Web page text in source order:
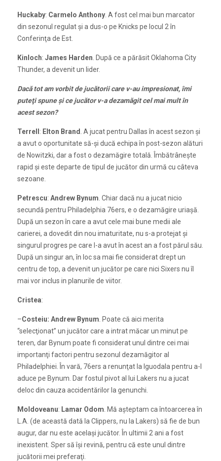
Huckaby: Carmelo Anthony . A fost cel mai bun marcator
din sezonul regulat şi a dus-o pe Knicks pe locul 2 în
Conferinţa de Est.
Kinloch: James Harden . După ce a părăsit Oklahoma City
Thunder, a devenit un lider.
Dacă tot am vorbit de jucătorii care v-au impresionat, îmi
puteţi spune şi ce jucător v-a dezamăgit cel mai mult în
acest sezon?
Terrell : Elton Brand . A jucat pentru Dallas în acest sezon şi
a avut o oportunitate să-şi ducă echipa în post-sezon alături
de Nowitzki, dar a fost o dezamăgire totală. Îmbătrâneşte
rapid şi este departe de tipul de jucător din urmă cu câteva
sezoane.
Petrescu: Andrew Bynum . Chiar dacă nu a jucat nicio
secundă pentru Philadelphia 76ers, e o dezamăgire uriaşă.
După un sezon în care a avut cele mai bune medii ale
carierei, a dovedit din nou imaturitate, nu s-a protejat şi
singurul progres pe care l-a avut în acest an a fost părul său.
După un singur an, în loc sa mai fie considerat drept un
centru de top, a devenit un jucător pe care nici Sixers nu îl
mai vor inclus in planurile de viitor.
Cristea:
–Costeiu: Andrew Bynum . Poate că aici merita
“selecţionat” un jucător care a intrat măcar un minut pe
teren, dar Bynum poate fi considerat unul dintre cei mai
importanţi factori pentru sezonul dezamăgitor al
Philadelphiei. În vară, 76ers a renunţat la Iguodala pentru a-l
aduce pe Bynum. Dar fostul pivot al lui Lakers nu a jucat
deloc din cauza accidentărilor la genunchi.
Moldoveanu: Lamar Odom . Mă aşteptam ca întoarcerea în
L.A. (de această dată la Clippers, nu la Lakers) să fie de bun
augur, dar nu este acelaşi jucător. În ultimii 2 ani a fost
inexistent. Sper să îşi revină, pentru că este unul dintre
jucătorii mei preferaţi.